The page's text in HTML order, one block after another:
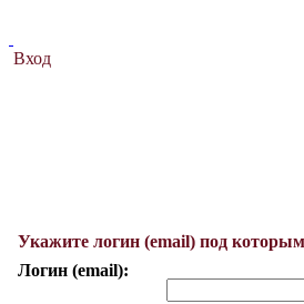
Вход
Укажите логин (email) под
Логин (email):